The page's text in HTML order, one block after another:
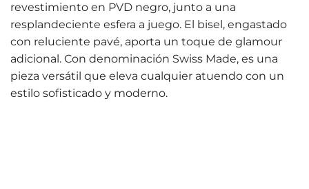
revestimiento en PVD negro, junto a una
resplandeciente esfera a juego. El bisel, engastado
con reluciente pavé, aporta un toque de glamour
adicional. Con denominación Swiss Made, es una
pieza versátil que eleva cualquier atuendo con un
estilo sofisticado y moderno.